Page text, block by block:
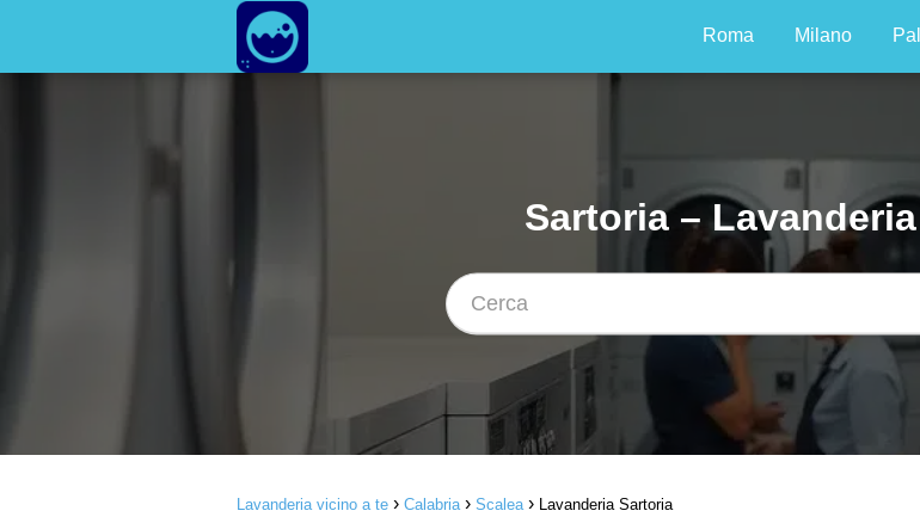
Roma Milano
Sartoria –
Lavanderia vicino a te Calabria Scalea Lavanderia Sartoria